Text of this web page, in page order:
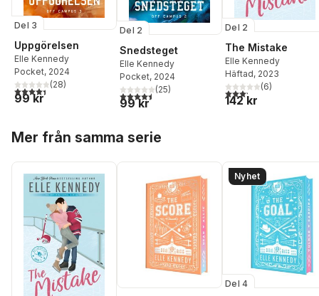
Del 3
Uppgörelsen
Elle Kennedy
Pocket, 2024
4,4utav 5 stjärnor. Totalt antal röster:
(28)
99 kr
Del 2
Snedsteget
Elle Kennedy
Pocket, 2024
4,5utav 5 stjärnor. Totalt antal röster:
(25)
99 kr
Del 2
The Mistake
Elle Kennedy
Häftad, 2023
3,2utav 5 stjärnor.
(6)
142 kr
Mer från samma serie
Nyhet
Del 4